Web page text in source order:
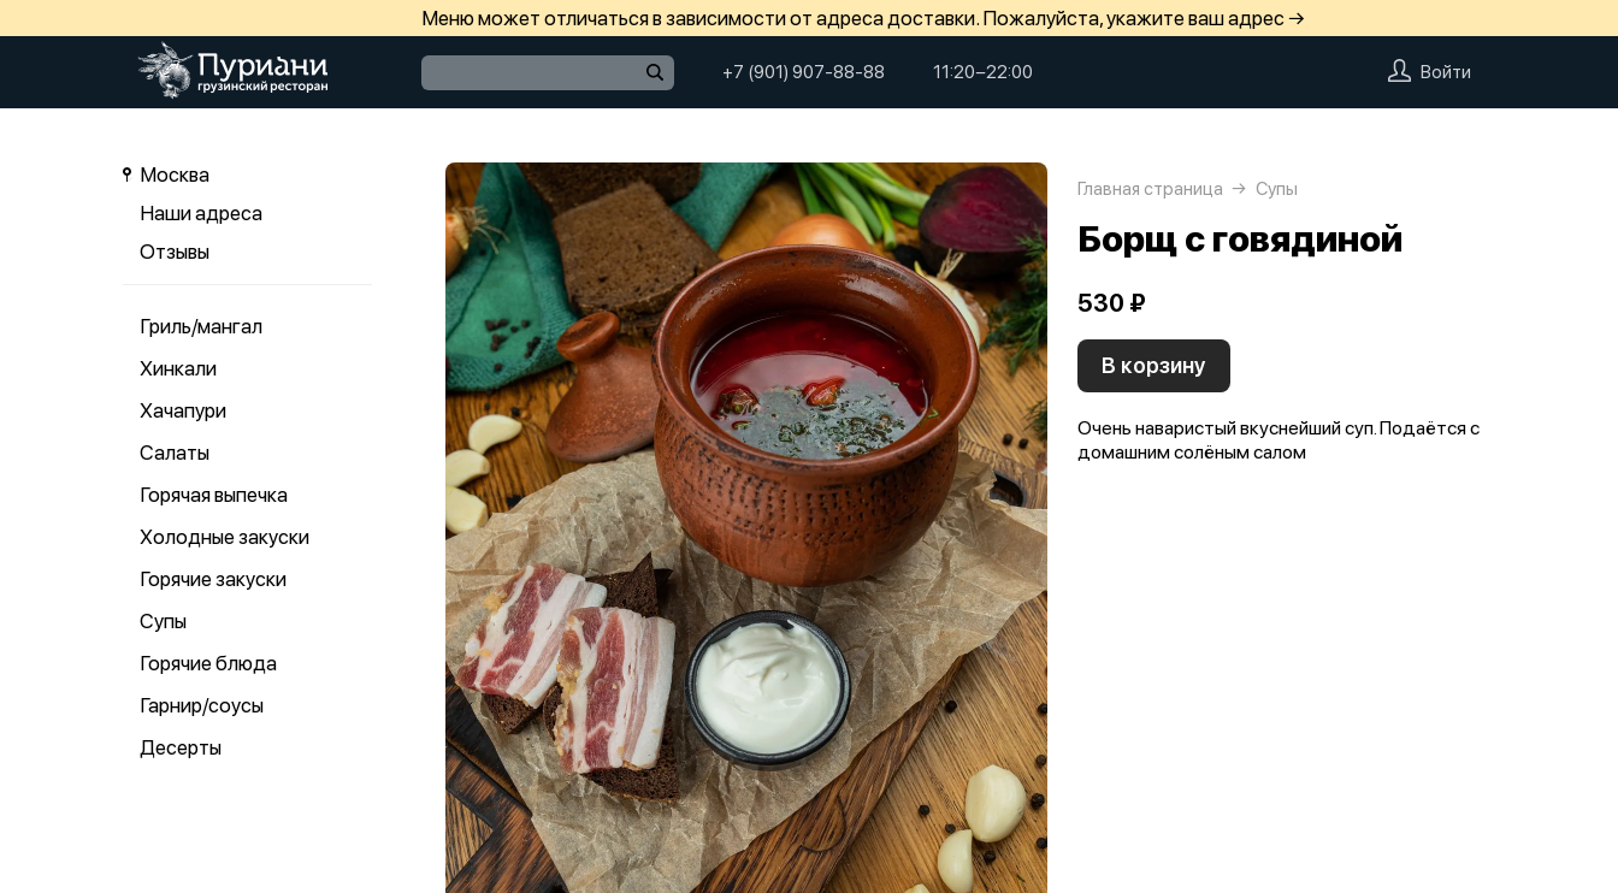
Меню может отличаться в зависимости от адреса доставки. Пожалуйста, укажите ваш адрес →
+7 (901) 907-88-88 11:20−22:00 Войти
Москва
Наши адреса
Отзывы
Гриль/мангал
Хинкали
Хачапури
Салаты
Горячая выпечка
Холодные закуски
Горячие закуски
Супы
Горячие блюда
Гарнир/соусы
Десерты
Главная страница Супы
Борщ с говядиной
530 ₽
В корзину
Очень наваристый вкуснейший суп. Подаётся с
домашним солёным салом